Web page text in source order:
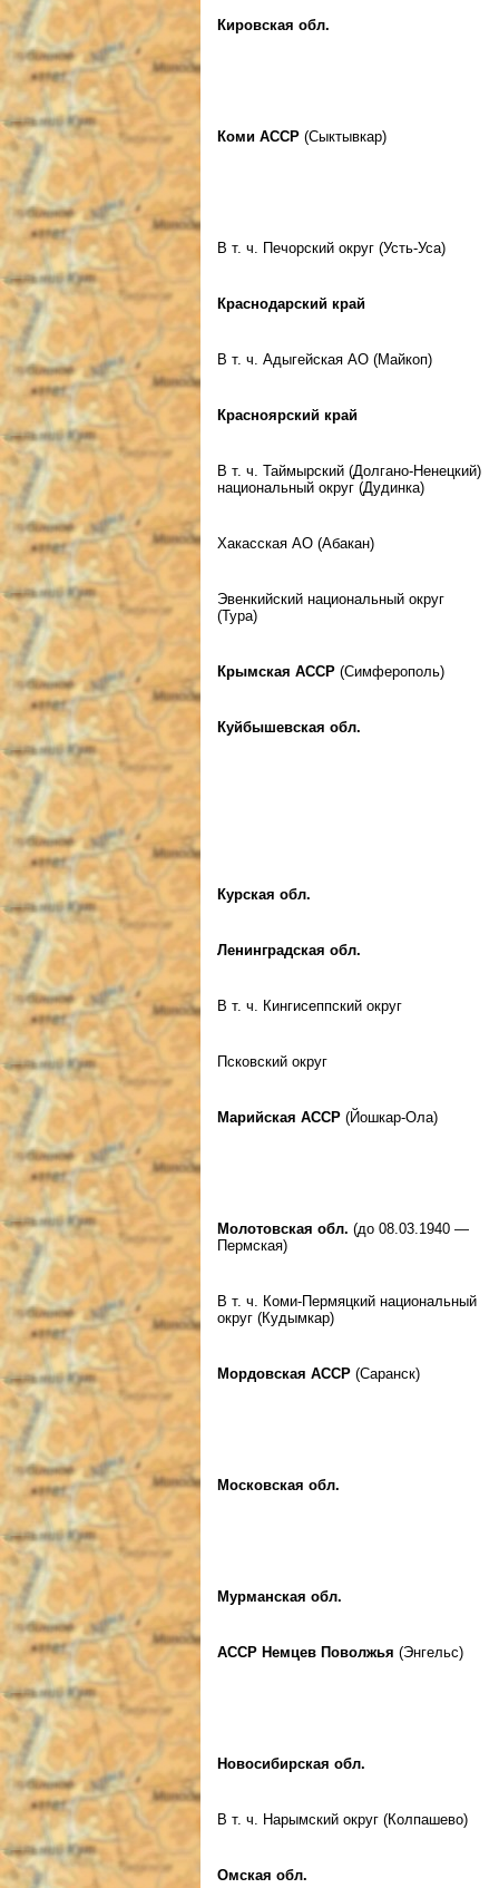
Кировская обл.
Коми АССР (Сыктывкар)
В т. ч. Печорский округ (Усть-Уса)
Краснодарский край
В т. ч. Адыгейская АО (Майкоп)
Красноярский край
В т. ч. Таймырский (Долгано-Ненецкий)
национальный округ (Дудинка)
Хакасская АО (Абакан)
Эвенкийский национальный округ
(Тура)
Крымская АССР (Симферополь)
Куйбышевская обл.
Курская обл.
Ленинградская обл.
В т. ч. Кингисеппский округ
Псковский округ
Марийская АССР (Йошкар-Ола)
Молотовская обл. (до 08.03.1940 —
Пермская)
В т. ч. Коми-Пермяцкий национальный
округ (Кудымкар)
Мордовская АССР (Саранск)
Московская обл.
Мурманская обл.
АССР Немцев Поволжья (Энгельс)
Новосибирская обл.
В т. ч. Нарымский округ (Колпашево)
Омская обл.